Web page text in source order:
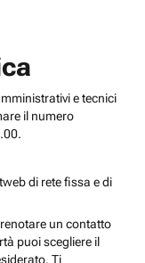
e tecnici
il numero
di rete fissa e di
un contatto
puoi scegliere il
Ti